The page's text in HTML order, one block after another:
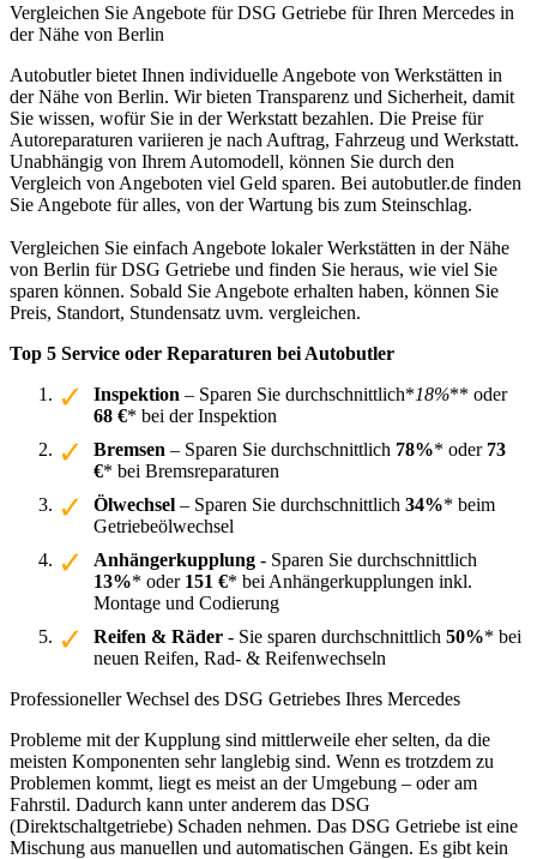
Vergleichen Sie Angebote für DSG Getriebe für Ihren Mercedes in
der Nähe von Berlin
Autobutler bietet Ihnen individuelle Angebote von Werkstätten in
der Nähe von Berlin. Wir bieten Transparenz und Sicherheit, damit
Sie wissen, wofür Sie in der Werkstatt bezahlen. Die Preise für
Autoreparaturen variieren je nach Auftrag, Fahrzeug und Werkstatt.
Unabhängig von Ihrem Automodell, können Sie durch den
Vergleich von Angeboten viel Geld sparen. Bei autobutler.de finden
Sie Angebote für alles, von der Wartung bis zum Steinschlag.
Vergleichen Sie einfach Angebote lokaler Werkstätten in der Nähe
von Berlin für DSG Getriebe und finden Sie heraus, wie viel Sie
sparen können. Sobald Sie Angebote erhalten haben, können Sie
Preis, Standort, Stundensatz uvm. vergleichen.
Top 5 Service oder Reparaturen bei Autobutler
Inspektion – Sparen Sie durchschnittlich*18%** oder
68 €* bei der Inspektion
Bremsen – Sparen Sie durchschnittlich 78%* oder 73
€* bei Bremsreparaturen
Ölwechsel – Sparen Sie durchschnittlich 34%* beim
Getriebeölwechsel
Anhängerkupplung - Sparen Sie durchschnittlich
13%* oder 151 €* bei Anhängerkupplungen inkl.
Montage und Codierung
Reifen & Räder - Sie sparen durchschnittlich 50%* bei
neuen Reifen, Rad- & Reifenwechseln
Professioneller Wechsel des DSG Getriebes Ihres Mercedes
Probleme mit der Kupplung sind mittlerweile eher selten, da die
meisten Komponenten sehr langlebig sind. Wenn es trotzdem zu
Problemen kommt, liegt es meist an der Umgebung – oder am
Fahrstil. Dadurch kann unter anderem das DSG
(Direktschaltgetriebe) Schaden nehmen. Das DSG Getriebe ist eine
Mischung aus manuellen und automatischen Gängen. Es gibt kein